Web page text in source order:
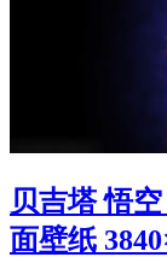
贝吉塔 悟
面壁纸